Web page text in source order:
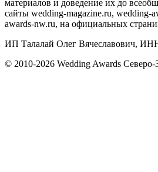
материалов и доведение их до
сайты wedding-magazine.ru, wedding-
awards-nw.ru, на официальных
ИП Талалай Олег Вячеславович,
© 2010-2026 Wedding Awards Северо-